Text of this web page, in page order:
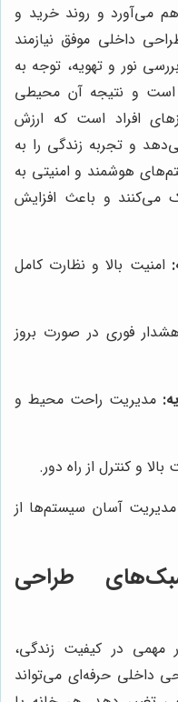
می‌آورد و روند خرید و
داخلی موفق نیازمند
نور و تهویه، توجه به
است و نتیجه آن محیطی
افراد است که ارزش
و تجربه زندگی را به
هوشمند و امنیتی به
می‌کنند و باعث افزایش
امنیت بالا و نظارت کامل
هشدار فوری در صورت بروز
مدیریت راحت محیط و
بالا و کنترل از راه دور.
مدیریت آسان سیستم‌ها از
طراحی
مهمی در کیفیت زندگی،
داخلی حرفه‌ای می‌تواند